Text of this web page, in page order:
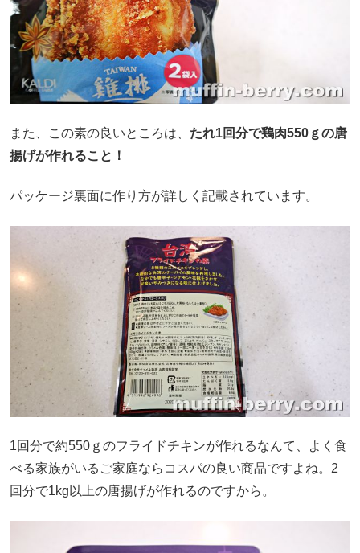
また、この素の良いところは、 たれ1回分で鶏肉550ｇの唐
揚げが作れること！
パッケージ裏面に作り方が詳しく記載されています。
1回分で約550ｇのフライドチキンが作れるなんて、よく食
べる家族がいるご家庭ならコスパの良い商品ですよね。2
回分で1kg以上の唐揚げが作れるのですから。